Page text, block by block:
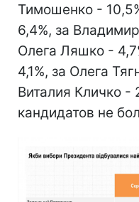
Тимошенко -
6,4%, за
Олега Ляшко -
4,1%, за Олега
Виталия Кличко -
кандидатов не